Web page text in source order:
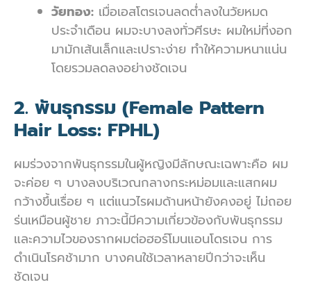
วัยทอง: เมื่อเอสโตรเจนลดต่ำลงในวัยหมด
ประจำเดือน ผมจะบางลงทั่วศีรษะ ผมใหม่ที่งอก
มามักเส้นเล็กและเปราะง่าย ทำให้ความหนาแน่น
โดยรวมลดลงอย่างชัดเจน
2. พันธุกรรม (Female Pattern
Hair Loss: FPHL)
ผมร่วงจากพันธุกรรมในผู้หญิงมีลักษณะเฉพาะคือ ผม
จะค่อย ๆ บางลงบริเวณกลางกระหม่อมและแสกผม
กว้างขึ้นเรื่อย ๆ แต่แนวไรผมด้านหน้ายังคงอยู่ ไม่ถอย
ร่นเหมือนผู้ชาย ภาวะนี้มีความเกี่ยวข้องกับพันธุกรรม
และความไวของรากผมต่อฮอร์โมนแอนโดรเจน การ
ดำเนินโรคช้ามาก บางคนใช้เวลาหลายปีกว่าจะเห็น
ชัดเจน